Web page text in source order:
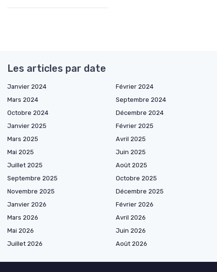
Les articles par date
Janvier 2024
Février 2024
Mars 2024
Septembre 2024
Octobre 2024
Décembre 2024
Janvier 2025
Février 2025
Mars 2025
Avril 2025
Mai 2025
Juin 2025
Juillet 2025
Août 2025
Septembre 2025
Octobre 2025
Novembre 2025
Décembre 2025
Janvier 2026
Février 2026
Mars 2026
Avril 2026
Mai 2026
Juin 2026
Juillet 2026
Août 2026